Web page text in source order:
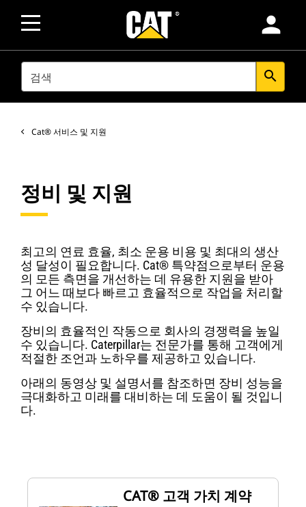
person
SEARCH search
Cat® 서비스 및 지원
정비 및 지원
최고의 연료 효율, 최소 운용 비용 및 최대의 생산
성 달성이 필요합니다. Cat® 특약점으로부터 운용
의 모든 측면을 개선하는 데 유용한 지원을 받아
그 어느 때보다 빠르고 효율적으로 작업을 처리할
수 있습니다.
장비의 효율적인 작동으로 회사의 경쟁력을 높일
수 있습니다. Caterpillar는 전문가를 통해 고객에게
적절한 조언과 노하우를 제공하고 있습니다.
아래의 동영상 및 설명서를 참조하면 장비 성능을
극대화하고 미래를 대비하는 데 도움이 될 것입니
다.
CAT® 고객 가치 계약